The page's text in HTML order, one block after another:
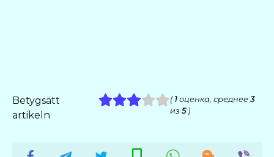
Betygsätt
artikeln
( 1оценка, среднее3
из 5)